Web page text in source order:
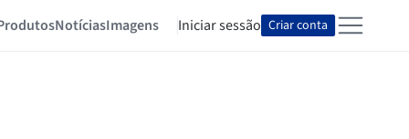
NotíciasImagens Iniciar sessão Criar conta